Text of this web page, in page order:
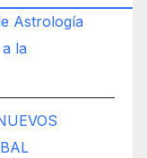
Astrología
la